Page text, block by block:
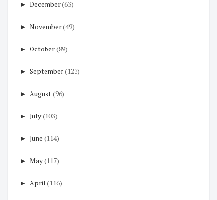
► December(63)
► November(49)
► October(89)
► September(123)
► August(96)
► July(103)
► June (114)
► May(117)
► April (116)